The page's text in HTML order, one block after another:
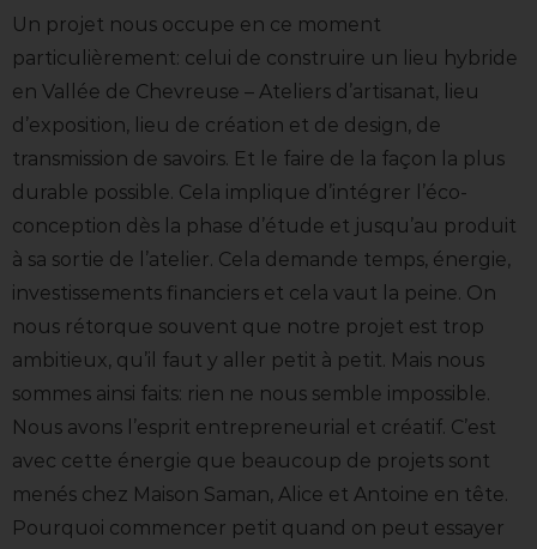
Un projet nous occupe en ce moment
particulièrement: celui de construire un lieu hybride
en Vallée de Chevreuse – Ateliers d’artisanat, lieu
d’exposition, lieu de création et de design, de
transmission de savoirs. Et le faire de la façon la plus
durable possible. Cela implique d’intégrer l’éco-
conception dès la phase d’étude et jusqu’au produit
à sa sortie de l’atelier. Cela demande temps, énergie,
investissements financiers et cela vaut la peine. On
nous rétorque souvent que notre projet est trop
ambitieux, qu’il faut y aller petit à petit. Mais nous
sommes ainsi faits: rien ne nous semble impossible.
Nous avons l’esprit entrepreneurial et créatif. C’est
avec cette énergie que beaucoup de projets sont
menés chez Maison Saman, Alice et Antoine en tête.
Pourquoi commencer petit quand on peut essayer